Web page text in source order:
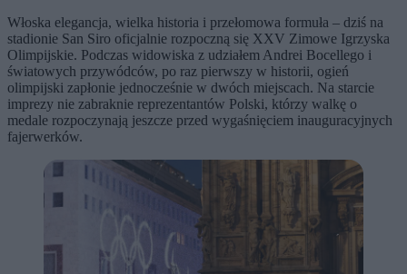
Włoska elegancja, wielka historia i przełomowa formuła – dziś na
stadionie San Siro oficjalnie rozpoczną się XXV Zimowe Igrzyska
Olimpijskie. Podczas widowiska z udziałem Andrei Bocellego i
światowych przywódców, po raz pierwszy w historii, ogień
olimpijski zapłonie jednocześnie w dwóch miejscach. Na starcie
imprezy nie zabraknie reprezentantów Polski, którzy walkę o
medale rozpoczynają jeszcze przed wygaśnięciem inauguracyjnych
fajerwerków.